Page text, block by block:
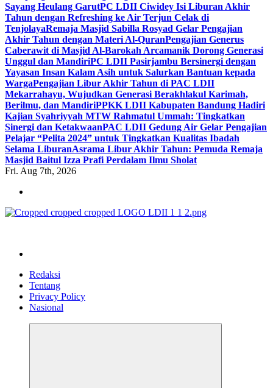
Sayang Heulang GarutPC LDII Ciwidey Isi Liburan Akhir
Tahun dengan Refreshing ke Air Terjun Celak di
TenjolayaRemaja Masjid Sabilla Rosyad Gelar Pengajian
Akhir Tahun dengan Materi Al-QuranPengajian Generus
Caberawit di Masjid Al-Barokah Arcamanik Dorong Generasi
Unggul dan MandiriPC LDII Pasirjambu Bersinergi dengan
Yayasan Insan Kalam Asih untuk Salurkan Bantuan kepada
WargaPengajian Libur Akhir Tahun di PAC LDII
Mekarrahayu, Wujudkan Generasi Berakhlakul Karimah,
Berilmu, dan MandiriPPKK LDII Kabupaten Bandung Hadiri
Kajian Syahriyyah MTW Rahmatul Ummah: Tingkatkan
Sinergi dan KetakwaanPAC LDII Gedung Air Gelar Pengajian
Pelajar “Pelita 2024” untuk Tingkatkan Kualitas Ibadah
Selama LiburanAsrama Libur Akhir Tahun: Pemuda Remaja
Masjid Baitul Izza Prafi Perdalam Ilmu Sholat
Fri. Aug 7th, 2026
Redaksi
Tentang
Privacy Policy
Nasional